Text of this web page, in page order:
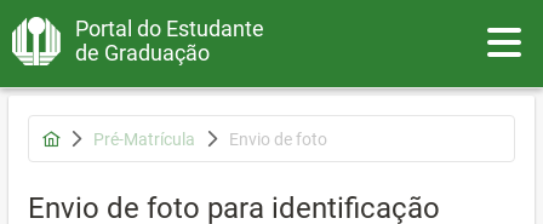
Portal do Estudante
de Graduação
Pré-Matrícula Envio de foto
Envio de foto para identificação